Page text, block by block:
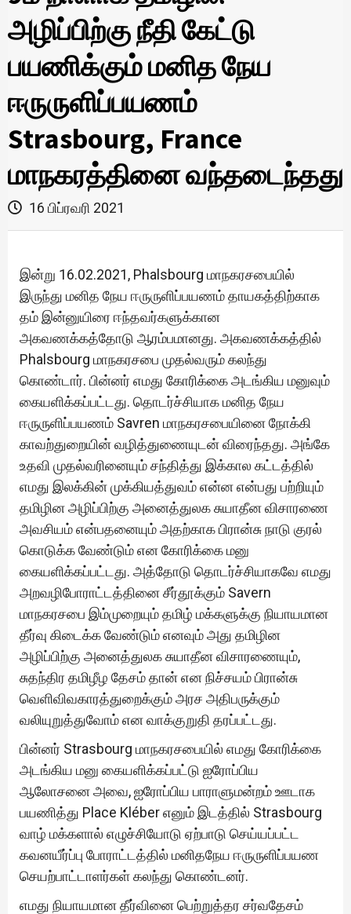
அழிப்பிற்கு நீதி கேட்டு
பயணிக்கும் மனித நேய
ஈருருளிப்பயணம்
Strasbourg, France
மாநகரத்தினை வந்தடைந்தது
16 பிப்ரவரி 2021
இன்று 16.02.2021, Phalsbourg மாநகரசபையில்
இருந்து மனித நேய ஈருருளிப்பயணம் தாயகத்திற்காக
தம் இன்னுயிரை ஈந்தவர்களுக்கான
அகவணக்கத்தோடு ஆரம்பமானது. அகவணக்கத்தில்
Phalsbourg மாநகரசபை முதல்வரும் கலந்து
கொண்டார். பின்னர் எமது கோரிக்கை அடங்கிய மனுவும்
கையளிக்கப்பட்டது. தொடர்ச்சியாக மனித நேய
ஈருருளிப்பயணம் Savren மாநகரசபையினை நோக்கி
காவற்துறையின் வழித்துணையுடன் விரைந்தது. அங்கே
உதவி முதல்வரினையும் சந்தித்து இக்கால கட்டத்தில்
எமது இலக்கின் முக்கியத்துவம் என்ன என்பது பற்றியும்
தமிழின அழிப்பிற்கு அனைத்துலக சுயாதீன விசாரணை
அவசியம் என்பதனையும் அதற்காக பிரான்சு நாடு குரல்
கொடுக்க வேண்டும் என கோரிக்கை மனு
கையளிக்கப்பட்டது. அத்தோடு தொடர்ச்சியாகவே எமது
அறவழிபோராட்டத்தினை சீர்தூக்கும் Savern
மாநகரசபை இம்முறையும் தமிழ் மக்களுக்கு நியாயமான
தீர்வு கிடைக்க வேண்டும் எனவும் அது தமிழின
அழிப்பிற்கு அனைத்துலக சுயாதீன விசாரணையும்,
சுதந்திர தமிழீழ தேசம் தான் என நிச்சயம் பிரான்சு
வெளிவிவகாரத்துறைக்கும் அரச அதிபருக்கும்
வலியுறுத்துவோம் என வாக்குறுதி தரப்பட்டது.
பின்னர் Strasbourg மாநகரசபையில் எமது கோரிக்கை
அடங்கிய மனு கையளிக்கப்பட்டு ஐரோப்பிய
ஆலோசனை அவை, ஐரோப்பிய பாராளுமன்றம் ஊடாக
பயணித்து Place Kléber எனும் இடத்தில் Strasbourg
வாழ் மக்களால் எழுச்சியோடு ஏற்பாடு செய்யப்பட்ட
கவனயீர்ப்பு போராட்டத்தில் மனிதநேய ஈருருளிப்பயண
செயற்பாட்டாளர்கள் கலந்து கொண்டனர்.
எமது நியாயமான தீர்வினை பெற்றுத்தர சர்வதேசம்